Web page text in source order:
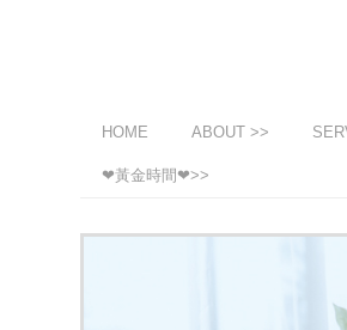
HOME ABOUT >>
❤黃金時間❤>>